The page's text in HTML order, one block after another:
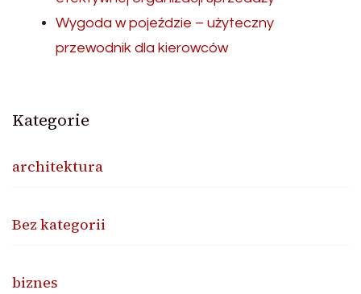
Wygoda w pojeździe – użyteczny
przewodnik dla kierowców
Kategorie
architektura
Bez kategorii
biznes